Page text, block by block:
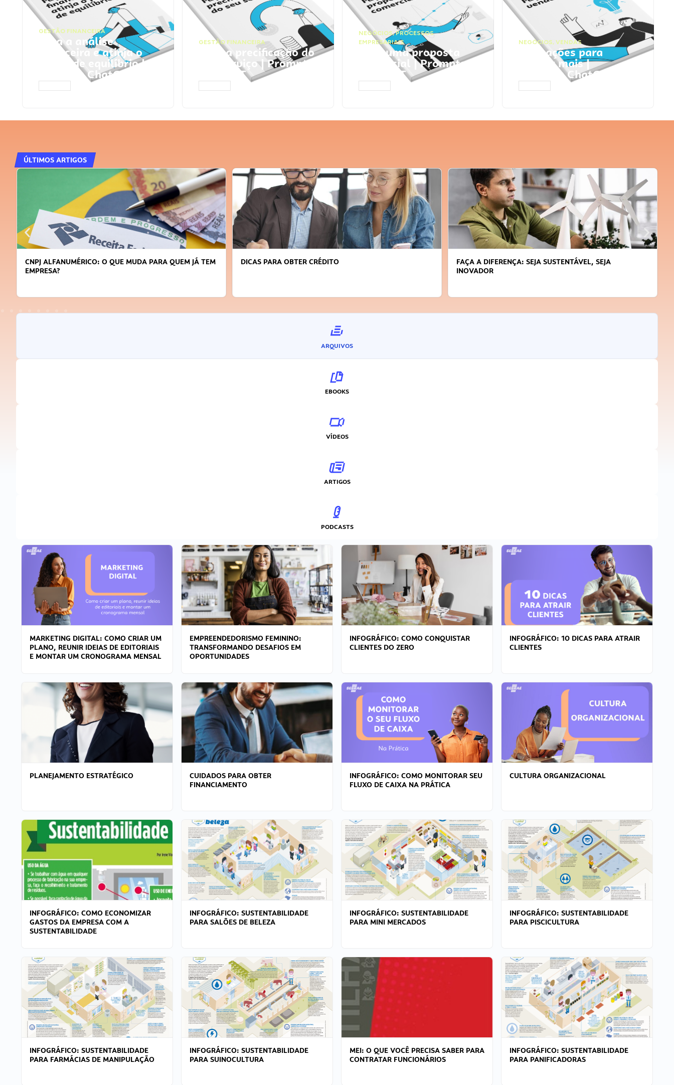
GESTÃO FINANCEIRA
Faça a análise
financeira e atinja o
ponto de equilíbrio |
Prompts ChatGPT
GESTÃO FINANCEIRA
Faça a precificação do
seu serviço | Prompts
ChatGPT
NEGÓCIOS,PROCESSOS
EMPRESARIAIS
Faça uma proposta
comercial | Prompts
ChatGPT
NEGÓCIOS, VENDAS
Faça ações para
vender mais |
Prompts ChatGPT
ÚLTIMOS ARTIGOS
CNPJ ALFANUMÉRICO: O QUE MUDA PARA QUEM JÁ TEM
EMPRESA?
DICAS PARA OBTER CRÉDITO
FAÇA A DIFERENÇA: SEJA SUSTENTÁVEL, SEJA
INOVADOR
ARQUIVOS
EBOOKS
VÍDEOS
ARTIGOS
PODCASTS
MARKETING DIGITAL: COMO CRIAR UM
PLANO, REUNIR IDEIAS DE EDITORIAIS
E MONTAR UM CRONOGRAMA MENSAL
EMPREENDEDORISMO FEMININO:
TRANSFORMANDO DESAFIOS EM
OPORTUNIDADES
INFOGRÁFICO: COMO CONQUISTAR
CLIENTES DO ZERO
INFOGRÁFICO: 10 DICAS PARA ATRAIR
CLIENTES
PLANEJAMENTO ESTRATÉGICO
CUIDADOS PARA OBTER
FINANCIAMENTO
INFOGRÁFICO: COMO MONITORAR SEU
FLUXO DE CAIXA NA PRÁTICA
CULTURA ORGANIZACIONAL
INFOGRÁFICO: COMO ECONOMIZAR
GASTOS DA EMPRESA COM A
SUSTENTABILIDADE
INFOGRÁFICO: SUSTENTABILIDADE
PARA SALÕES DE BELEZA
INFOGRÁFICO: SUSTENTABILIDADE
PARA MINI MERCADOS
INFOGRÁFICO: SUSTENTABILIDADE
PARA PISCICULTURA
INFOGRÁFICO: SUSTENTABILIDADE
PARA FARMÁCIAS DE MANIPULAÇÃO
INFOGRÁFICO: SUSTENTABILIDADE
PARA SUINOCULTURA
MEI: O QUE VOCÊ PRECISA SABER PARA
CONTRATAR FUNCIONÁRIOS
INFOGRÁFICO: SUSTENTABILIDADE
PARA PANIFICADORAS